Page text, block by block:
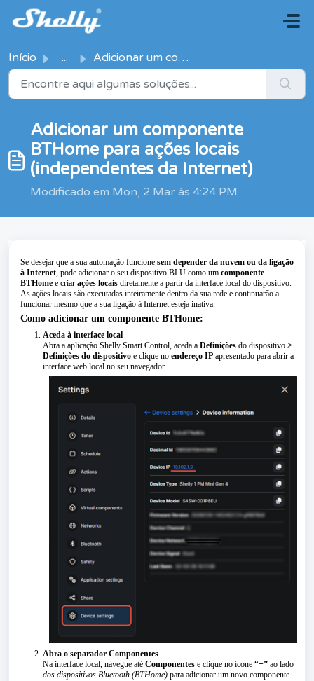
Avançar para o conteúdo principal
Início ... Adicionar um componente BTHome para ações locais (indepen...
Adicionar um componente
BTHome para ações locais
(independentes da Internet)
Modificado em Mon, 2 Mar às 4:24 PM
Se desejar que a sua automação funcione sem depender da nuvem ou da ligação
à Internet, pode adicionar o seu dispositivo BLU como um componente
BTHome e criar ações locais diretamente a partir da interface local do dispositivo.
As ações locais são executadas inteiramente dentro da sua rede e continuarão a
funcionar mesmo que a sua ligação à Internet esteja inativa.
Como adicionar um componente BTHome:
Aceda à interface local
Abra a aplicação Shelly Smart Control, aceda a Definições do dispositivo >
Definições do dispositivo e clique no endereço IP apresentado para abrir a
interface web local no seu navegador.
Abra o separador Componentes
Na interface local, navegue até Componentes e clique no ícone “+” ao lado
dos dispositivos Bluetooth (BTHome) para adicionar um novo componente.